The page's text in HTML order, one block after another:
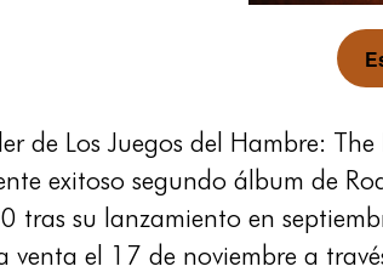
de Los Juegos del Hambre:
exitoso segundo álbum de
tras su lanzamiento en
venta el 17 de noviembre a